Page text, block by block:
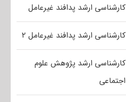
کارشناسی ارشد پدافند غیرعامل
کارشناسی ارشد پدافند غیرعامل ۲
کارشناسی ارشد پژوهش علوم
اجتماعی